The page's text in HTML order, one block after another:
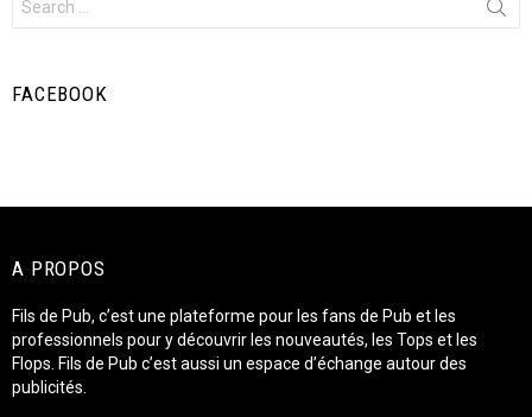
for:
FACEBOOK
A PROPOS
Fils de Pub, c’est une plateforme pour les fans de Pub et les
professionnels pour y découvrir les nouveautés, les Tops et les
Flops. Fils de Pub c’est aussi un espace d’échange autour des
publicités.